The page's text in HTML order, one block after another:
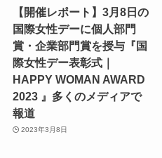
【開催レポート】3月8日の
国際女性デーに個人部門
賞・企業部門賞を授与『国
際女性デー表彰式｜
HAPPY WOMAN AWARD
2023 』多くのメディアで
報道
2023年3月8日